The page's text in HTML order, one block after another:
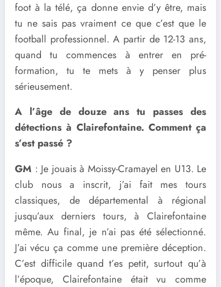
foot à la télé, ça donne envie d’y être, mais
tu ne sais pas vraiment ce que c’est que le
football professionnel. A partir de 12-13 ans,
quand tu commences à entrer en pré-
formation, tu te mets à y penser plus
sérieusement.
A l’âge de douze ans tu passes des
détections à Clairefontaine. Comment ça
s’est passé ?
GM : Je jouais à Moissy-Cramayel en U13. Le
club nous a inscrit, j’ai fait mes tours
classiques, de départemental à régional
jusqu’aux derniers tours, à Clairefontaine
même. Au final, je n’ai pas été sélectionné.
J’ai vécu ça comme une première déception.
C’est difficile quand t’es petit, surtout qu’à
l’époque, Clairefontaine était vu comme